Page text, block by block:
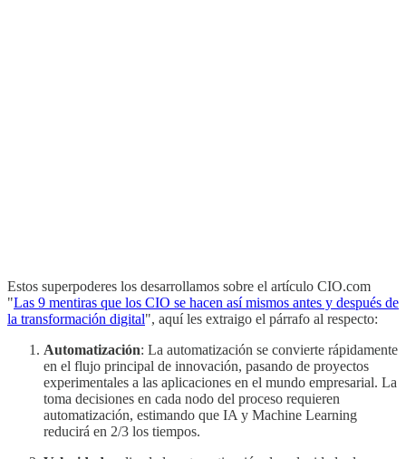
Estos superpoderes los desarrollamos sobre el artículo CIO.com
"Las 9 mentiras que los CIO se hacen así mismos antes y después de
la transformación digital", aquí les extraigo el párrafo al respecto:
Automatización: La automatización se convierte rápidamente
en el flujo principal de innovación, pasando de proyectos
experimentales a las aplicaciones en el mundo empresarial. La
toma decisiones en cada nodo del proceso requieren
automatización, estimando que IA y Machine Learning
reducirá en 2/3 los tiempos.